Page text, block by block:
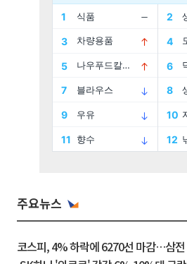
주요뉴스
코스피, 4% 하락에 6270선 마감…삼전